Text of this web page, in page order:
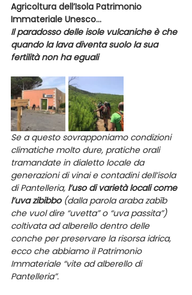
Agricoltura dell’Isola Patrimonio
Immateriale Unesco…
Il paradosso delle isole vulcaniche è che
quando la lava diventa suolo la sua
fertilità non ha eguali
Se a questo sovrapponiamo condizioni
climatiche molto dure, pratiche orali
tramandate in dialetto locale da
generazioni di vinai e contadini dell’isola
di Pantelleria, l’uso di varietà locali come
l’uva zibibbo (dalla parola araba zabīb
che vuol dire “uvetta” o “uva passita”)
coltivata ad alberello dentro delle
conche per preservare la risorsa idrica,
ecco che abbiamo il Patrimonio
Immateriale “vite ad alberello di
Pantelleria”.